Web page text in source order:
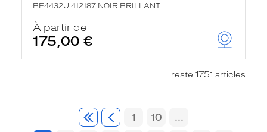
BE4432U 412187 NOIR BRILLANT
À partir de
175,00 €
reste 1751 articles
1 10
...